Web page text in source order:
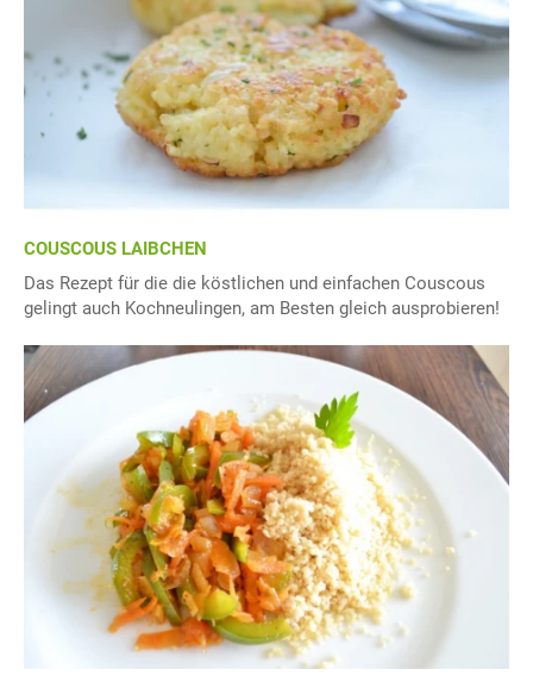
COUSCOUS LAIBCHEN
Das Rezept für die die köstlichen und einfachen Couscous
gelingt auch Kochneulingen, am Besten gleich ausprobieren!